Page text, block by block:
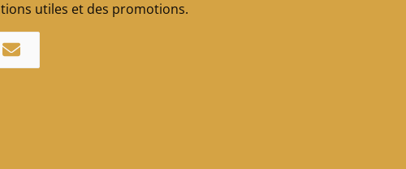
utiles et des promotions.